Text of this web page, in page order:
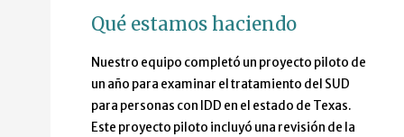
Qué estamos haciendo
Nuestro equipo completó un proyecto piloto de
un año para examinar el tratamiento del SUD
para personas con IDD en el estado de Texas.
Este proyecto piloto incluyó una revisión de la